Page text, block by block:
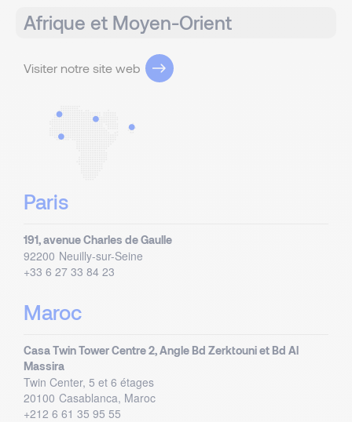
Afrique et Moyen-Orient
Visiter notre site web
Paris
191, avenue Charles de Gaulle
92200 Neuilly-sur-Seine
+33 6 27 33 84 23
Maroc
Casa Twin Tower Centre 2, Angle Bd Zerktouni et Bd Al
Massira
Twin Center, 5 et 6 étages
20100 Casablanca, Maroc
+212 6 61 35 95 55